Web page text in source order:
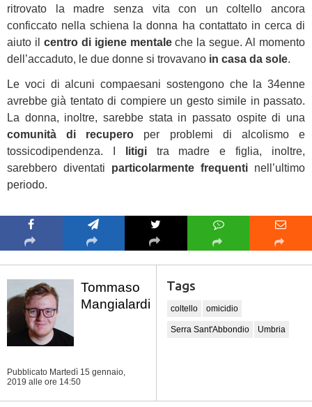
ritrovato la madre senza vita con un coltello ancora
conficcato nella schiena la donna ha contattato in cerca di
aiuto il centro di igiene mentaleche la segue. Al momento
dell’accaduto, le due donne si trovavano in casa da sole.
Le voci di alcuni compaesani sostengono che la 34enne
avrebbe già tentato di compiere un gesto simile in passato.
La donna, inoltre, sarebbe stata in passato ospite di una
comunità di recupero per problemi di alcolismo e
tossicodipendenza. I
litigitra madre e figlia, inoltre,
sarebbero diventati particolarmente frequenti nell’ultimo
periodo.
Tommaso
Mangialardi
Pubblicato Martedì 15 gennaio,
2019 alle ore 14:50
Tags
coltello omicidio
Serra Sant'Abbondio Umbria